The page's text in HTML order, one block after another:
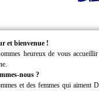
et bienvenue !
heureux de vous
nous ?
et des femmes qui aiment